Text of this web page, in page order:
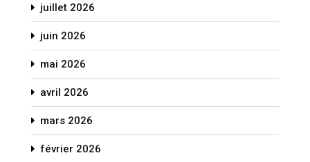
juillet 2026
juin 2026
mai 2026
avril 2026
mars 2026
février 2026